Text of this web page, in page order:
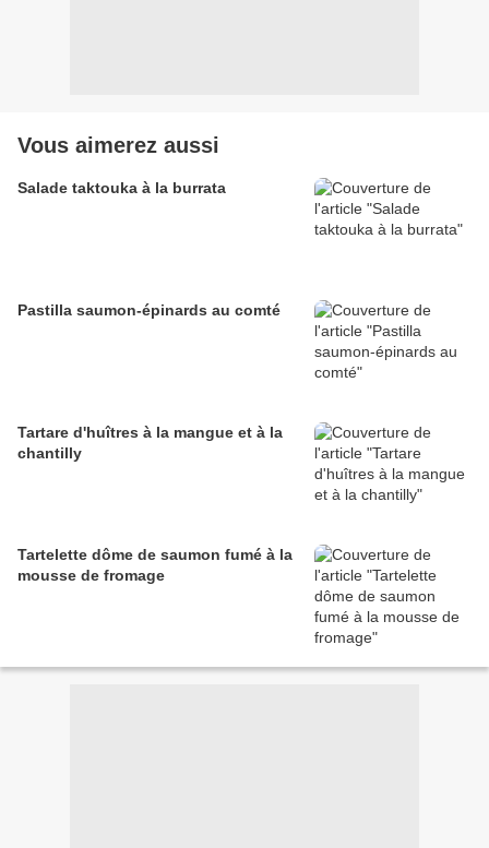
Vous aimerez aussi
Salade taktouka à la burrata
Pastilla saumon-épinards au comté
Tartare d'huîtres à la mangue et à la
chantilly
Tartelette dôme de saumon fumé à la
mousse de fromage